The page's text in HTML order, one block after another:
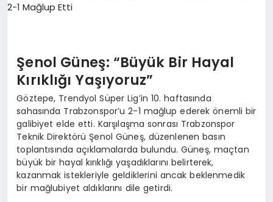
MAGAZIN
YAŞAM
DÜNYA
SAĞLIK
EĞITIM
Şenol Güneş: “Büyük Bir Hayal
Kırıklığı Yaşıyoruz”
Göztepe, Trendyol Süper Lig’in 10. haftasında
sahasında Trabzonspor’u 2-1 mağlup ederek önemli bir
galibiyet elde etti. Karşılaşma sonrası Trabzonspor
Teknik Direktörü Şenol Güneş, düzenlenen basın
toplantısında açıklamalarda bulundu. Güneş, maçtan
büyük bir hayal kırıklığı yaşadıklarını belirterek,
kazanmak istekleriyle geldiklerini ancak beklenmedik
bir mağlubiyet aldıklarını dile getirdi.